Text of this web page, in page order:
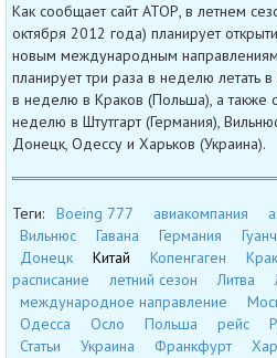
Как сообщает сайт АТОР, в летнем
октября 2012 года) планирует
новым международным
планирует три раза в неделю летать
в неделю в Краков (Польша), а также
неделю в Штутгарт (Германия),
Донецк, Одессу и Харьков (Украина).
Теги: Boeing 777 авиакомпания
Вильнюс
Гавана Германия
Донецк
Китай Копенгаген
расписание
летний сезон Литва
международное направление
Одесса
Осло Польша рейс
Статьи
Украина Франкфурт